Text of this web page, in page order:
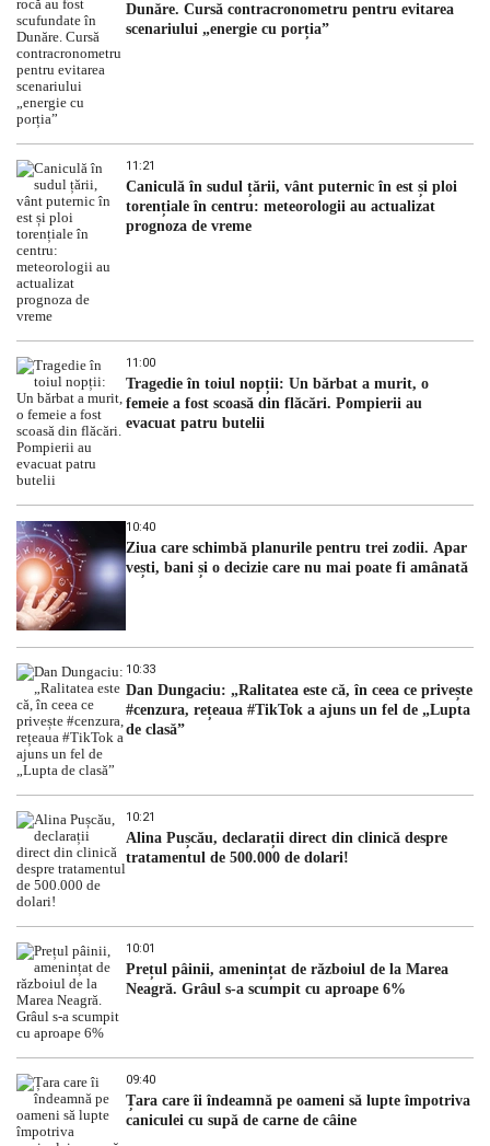
Dunăre. Cursă contracronometru pentru evitarea
scenariului „energie cu porția”
11:21
Caniculă în sudul țării, vânt puternic în est și ploi
torențiale în centru: meteorologii au actualizat
prognoza de vreme
11:00
Tragedie în toiul nopții: Un bărbat a murit, o
femeie a fost scoasă din flăcări. Pompierii au
evacuat patru butelii
10:40
Ziua care schimbă planurile pentru trei zodii. Apar
vești, bani și o decizie care nu mai poate fi amânată
10:33
Dan Dungaciu: „Ralitatea este că, în ceea ce privește
#cenzura, rețeaua #TikTok a ajuns un fel de „Lupta
de clasă”
10:21
Alina Pușcău, declarații direct din clinică despre
tratamentul de 500.000 de dolari!
10:01
Prețul pâinii, amenințat de războiul de la Marea
Neagră. Grâul s-a scumpit cu aproape 6%
09:40
Țara care îi îndeamnă pe oameni să lupte împotriva
caniculei cu supă de carne de câine